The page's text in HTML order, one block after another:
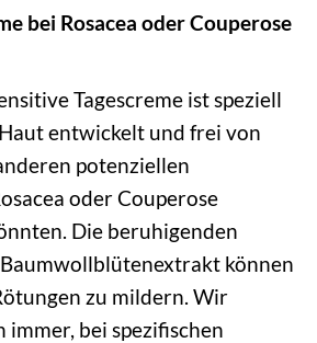
bei Rosacea oder Couperose
Tagescreme ist speziell
entwickelt und frei von
potenziellen
oder Couperose
Die beruhigenden
können
zu mildern. Wir
immer, bei spezifischen